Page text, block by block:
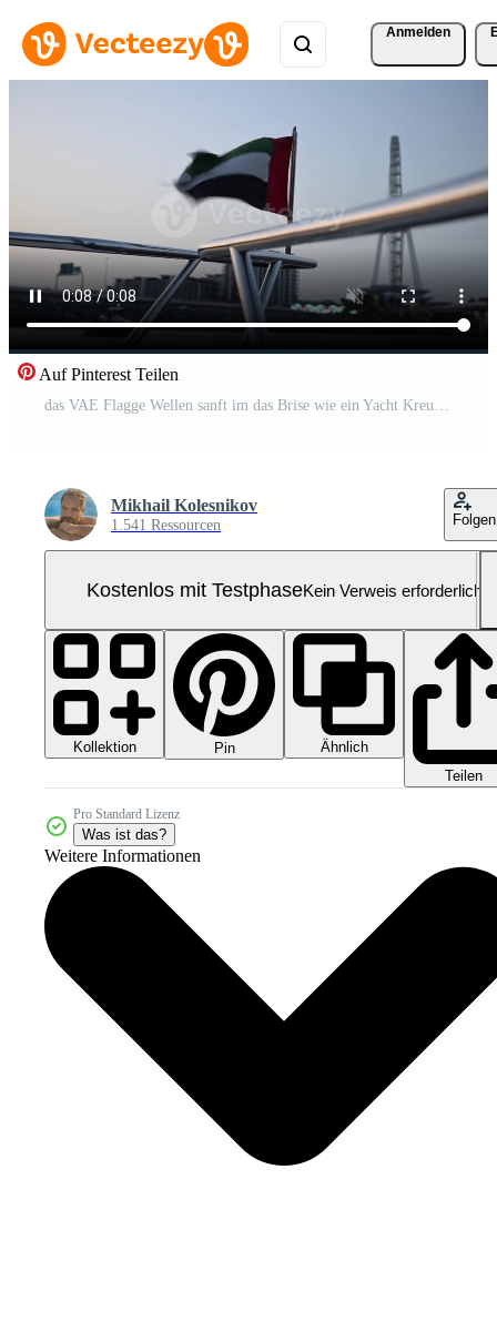
Anmelden
Auf Pinterest Teilen
das VAE Flagge Wellen sanft im das Brise wie ein Yacht Kreuzfahrten durch Dubai Yachthafen beim Sonnenuntergang Pro Video
Mikhail Kolesnikov
1.541 Ressourcen Folgen
Kostenlos mit TestphaseKein Verweis erforderlich
Kollektion Pin
Ähnlich
Teilen
Pro Standard Lizenz
Was ist das?
Weitere Informationen